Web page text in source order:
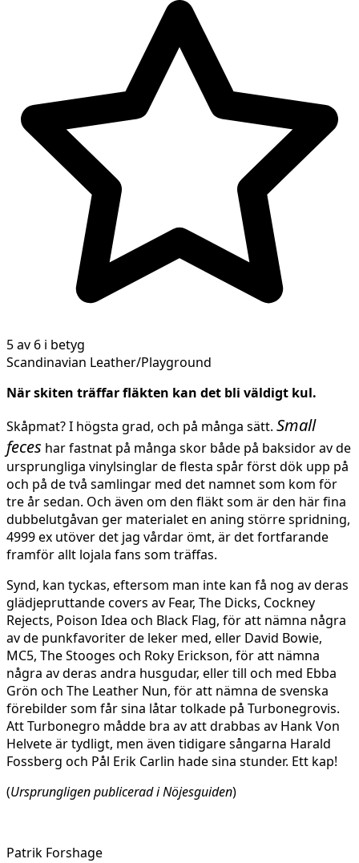
5 av 6 i betyg
Scandinavian Leather/Playground
När skiten träffar fläkten kan det bli väldigt kul.
Skåpmat? I högsta grad, och på många sätt. Small
feces har fastnat på många skor både på baksidor av de
ursprungliga vinylsinglar de flesta spår först dök upp på
och på de två samlingar med det namnet som kom för
tre år sedan. Och även om den fläkt som är den här fina
dubbelutgåvan ger materialet en aning större spridning,
4999 ex utöver det jag vårdar ömt, är det fortfarande
framför allt lojala fans som träffas.
Synd, kan tyckas, eftersom man inte kan få nog av deras
glädjepruttande covers av Fear, The Dicks, Cockney
Rejects, Poison Idea och Black Flag, för att nämna några
av de punkfavoriter de leker med, eller David Bowie,
MC5, The Stooges och Roky Erickson, för att nämna
några av deras andra husgudar, eller till och med Ebba
Grön och The Leather Nun, för att nämna de svenska
förebilder som får sina låtar tolkade på Turbonegrovis.
Att Turbonegro mådde bra av att drabbas av Hank Von
Helvete är tydligt, men även tidigare sångarna Harald
Fossberg och Pål Erik Carlin hade sina stunder. Ett kap!
(Ursprungligen publicerad i Nöjesguiden)
Patrik Forshage